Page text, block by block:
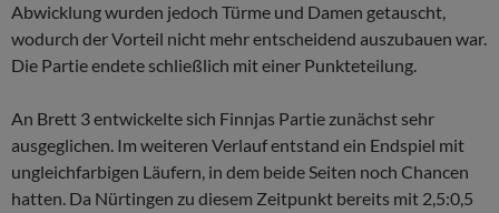
Abwicklung wurden jedoch Türme und Damen getauscht,
wodurch der Vorteil nicht mehr entscheidend auszubauen war.
Die Partie endete schließlich mit einer Punkteteilung.
An Brett 3 entwickelte sich Finnjas Partie zunächst sehr
ausgeglichen. Im weiteren Verlauf entstand ein Endspiel mit
ungleichfarbigen Läufern, in dem beide Seiten noch Chancen
hatten. Da Nürtingen zu diesem Zeitpunkt bereits mit 2,5:0,5